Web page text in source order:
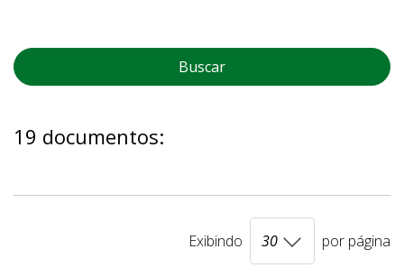
Buscar
19 documentos:
Exibindo por página